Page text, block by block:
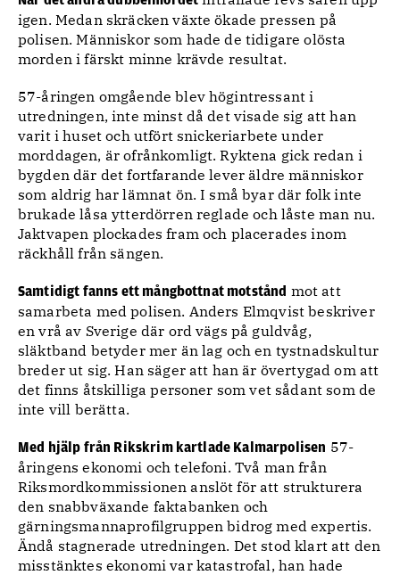
igen. Medan skräcken växte ökade pressen på
polisen. Människor som hade de tidigare olösta
morden i färskt minne krävde resultat.
57-åringen omgående blev högintressant i
utredningen, inte minst då det visade sig att han
varit i huset och utfört snickeriarbete under
morddagen, är ofrånkomligt. Ryktena gick redan i
bygden där det fortfarande lever äldre människor
som aldrig har lämnat ön. I små byar där folk inte
brukade låsa ytterdörren reglade och låste man nu.
Jaktvapen plockades fram och placerades inom
räckhåll från sängen.
Samtidigt fanns ett mångbottnat motstånd mot att
samarbeta med polisen. Anders Elmqvist beskriver
en vrå av Sverige där ord vägs på guldvåg,
släktband betyder mer än lag och en tystnadskultur
breder ut sig. Han säger att han är övertygad om att
det finns åtskilliga personer som vet sådant som de
inte vill berätta.
Med hjälp från Rikskrim kartlade Kalmarpolisen 57-
åringens ekonomi och telefoni. Två man från
Riksmordkommissionen anslöt för att strukturera
den snabbväxande faktabanken och
gärningsmannaprofilgruppen bidrog med expertis.
Ändå stagnerade utredningen. Det stod klart att den
misstänktes ekonomi var katastrofal, han hade